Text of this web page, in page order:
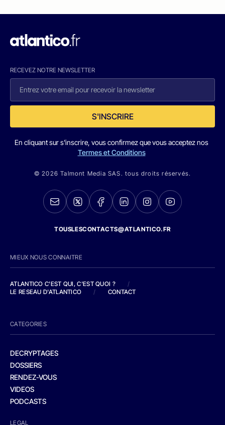
RECEVEZ NOTRE NEWSLETTER
S'INSCRIRE
En cliquant sur s'inscrire, vous confirmez que vous acceptez nos
Termes et Conditions
© 2026 Talmont Media SAS. tous droits réservés.
TOUSLESCONTACTS@ATLANTICO.FR
MIEUX NOUS CONNAITRE
ATLANTICO C'EST QUI, C'EST QUOI ?
/
LE RESEAU D'ATLANTICO
/ CONTACT
CATEGORIES
DECRYPTAGES
DOSSIERS
RENDEZ-VOUS
VIDEOS
PODCASTS
LEGAL